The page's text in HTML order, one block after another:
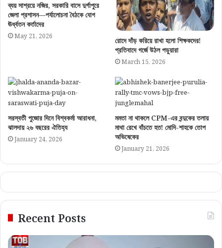
ব্যয় সাশ্রয়ে নজির, সরকারি বাসে দুর্গাপুরে
জেলা প্রশাসন—পর্যালোচনা বৈঠকে যোগ
ঊর্ধ্বতন কর্তাদের
May 21, 2026
রোদে দাঁড় করিয়ে রাখা হলো শিক্ষকদের!
প্রতিবাদে গর্জে উঠল পড়ুয়ারা
March 15, 2026
সরস্বতী পুজোর দিনে বিশ্বকর্মা আরাধনা,
ঝালদায় ২৬ বছরের ঐতিহ্য
January 24, 2026
মমতা না থাকলে CPM-এর বন্দুকের তলায়
মাথা রেখে বাঁচতে হত! মোদি-শাহকে তোপ
অভিষেকের
January 21, 2026
Recent Posts